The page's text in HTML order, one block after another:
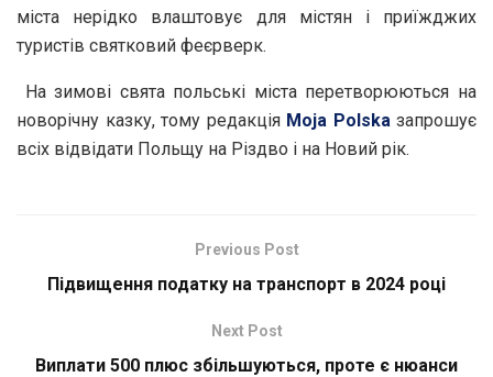
міста нерідко влаштовує для містян і приїжджих
туристів святковий феєрверк.
На зимові свята польські міста перетворюються на
новорічну казку, тому редакція Moja Polska запрошує
всіх відвідати Польщу на Різдво і на Новий рік.
Previous Post
Підвищення податку на транспорт в 2024 році
Next Post
Виплати 500 плюс збільшуються, проте є нюанси